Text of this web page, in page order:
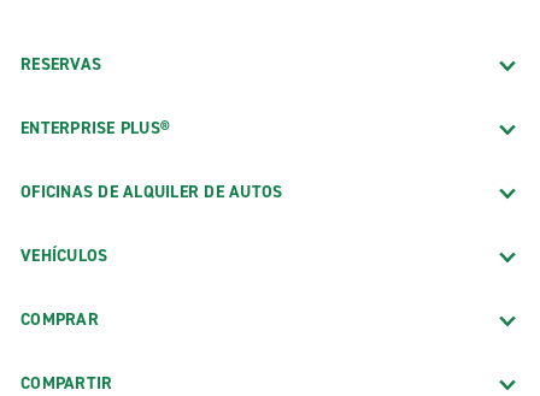
RESERVAS
ENTERPRISE PLUS®
OFICINAS DE ALQUILER DE AUTOS
VEHÍCULOS
COMPRAR
COMPARTIR